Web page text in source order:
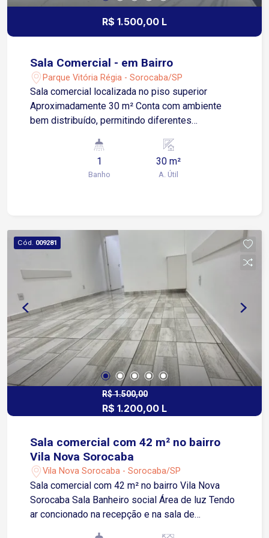
R$ 1.500,00 L
Sala Comercial - em Bairro
Parque Vitória Régia - Sorocaba/SP
Sala comercial localizada no piso superior
Aproximadamente 30 m² Conta com ambiente
bem distribuído, permitindo diferentes
funcional, com boa ventilação e iluminação
natural, perfeito para quem procura um ponto
do bairro, a sala oferece excelente visibilidade e
fácil acesso. Apenas 5 minutos da Avenida
Itavuvu, importante corredor comercial da zona
norte, com grande fluxo de pessoas, comércios e
Avenida Dr. Ulysses Guimarães e da Avenida
Edward Fru Fru, garantindo rápida conexão com
outras regiões da cidade. Entre em contato e
agende uma visita!
1
Banho
30 m²
A. Útil
Cód. 009281
R$ 1.500,00
R$ 1.200,00 L
Sala comercial com 42 m² no bairro
Vila Nova Sorocaba
Vila Nova Sorocaba - Sorocaba/SP
Sala comercial com 42 m² no bairro Vila Nova
Sorocaba Sala Banheiro social Área de luz Tendo
ar concionado na recepção e na sala de